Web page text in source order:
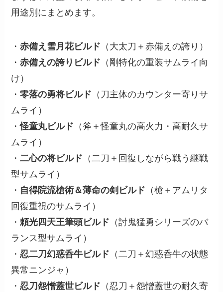
用途別にまとめます。
・赤備え雪月花ビルド （大太刀＋赤備えの誇り）
・赤備えの誇りビルド （剛特化の重装サムライ向
け）
・零落の勇将ビルド （刀主体のカウンター寄りサ
ムライ）
・怪童丸ビルド （斧＋怪童丸の高火力・高耐久サ
ムライ）
・二心の将ビルド （二刀＋回復しながら戦う継戦
型サムライ）
・ 自得院流槍術＆薄命の剣ビルド （槍＋アムリタ
回復重視のサムライ）
・頼光四天王筆頭ビルド （討鬼猛勇シリーズのバ
ランス型サムライ）
・忍二刀幻惑呑牛ビルド （二刀＋幻惑呑牛の状態
異常ニンジャ）
・忍刀怨憎蓋世ビルド （忍刀＋怨憎蓋世の耐久寄